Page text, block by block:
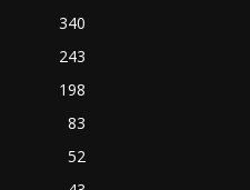
340
243
198
83
52